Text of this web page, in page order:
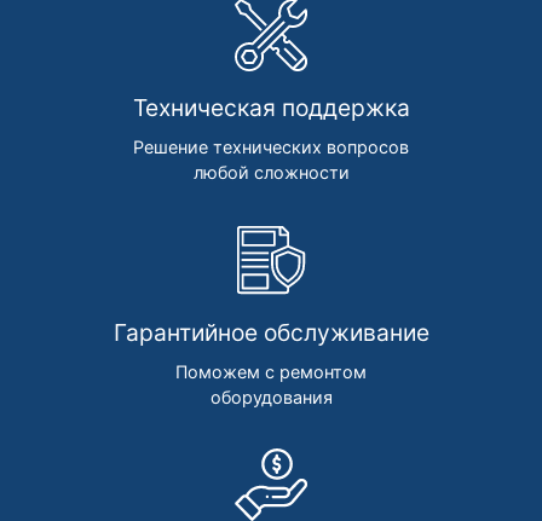
Техническая поддержка
Решение технических вопросов
любой сложности
Гарантийное обслуживание
Поможем с ремонтом
оборудования